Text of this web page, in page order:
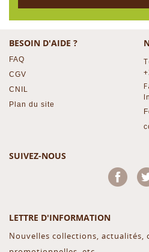
BESOIN D'AIDE ?
FAQ
CGV
CNIL
Plan du site
SUIVEZ-NOUS
LETTRE D'INFORMATION
Nouvelles collections, actualités,